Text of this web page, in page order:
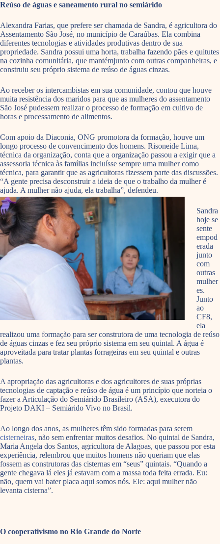
Reúso de águas e saneamento rural no semiárido
Alexandra Farias, que prefere ser chamada de Sandra, é agricultora do
Assentamento São José, no município de Caraúbas. Ela combina
diferentes tecnologias e atividades produtivas dentro de sua
propriedade. Sandra possui uma horta, trabalha fazendo pães e quitutes
na cozinha comunitária, que mantémjunto com outras companheiras, e
construiu seu próprio sistema de reúso de águas cinzas.
Ao receber os intercambistas em sua comunidade, contou que houve
muita resistência dos maridos para que as mulheres do assentamento
São José pudessem realizar o processo de formação em cultivo de
horas e processamento de alimentos.
Com apoio da Diaconia, ONG promotora da formação, houve um
longo processo de convencimento dos homens. Risoneide Lima,
técnica da organização, conta que a organização passou a exigir que a
assessoria técnica às famílias incluísse sempre uma mulher como
técnica, para garantir que as agricultoras fizessem parte das discussões.
“A gente precisa desconstruir a ideia de que o trabalho da mulher é
ajuda. A mulher não ajuda, ela trabalha”, defendeu.
Sandra
hoje se
sente
empod
erada
junto
com
outras
mulher
es.
Junto
ao
CF8,
ela
realizou uma formação para ser construtora de uma tecnologia de reúso
de águas cinzas e fez seu próprio sistema em seu quintal. A água é
aproveitada para tratar plantas forrageiras em seu quintal e outras
plantas.
A apropriação das agricultoras e dos agricultores de suas próprias
tecnologias de captação e reúso de água é um princípio que norteia o
fazer a Articulação do Semiárido Brasileiro (ASA), executora do
Projeto DAKI – Semiárido Vivo no Brasil.
Ao longo dos anos, as mulheres têm sido formadas para serem
cisterneiras, não sem enfrentar muitos desafios. No quintal de Sandra,
Maria Angela dos Santos, agricultora de Alagoas, que passou por esta
experiência, relembrou que muitos homens não queriam que elas
fossem as construtoras das cisternas em “seus” quintais. “Quando a
gente chegava lá eles já estavam com a massa toda feita errada. Eu:
não, quem vai bater placa aqui somos nós. Ele: aqui mulher não
levanta cisterna”.
O cooperativismo no Rio Grande do Norte